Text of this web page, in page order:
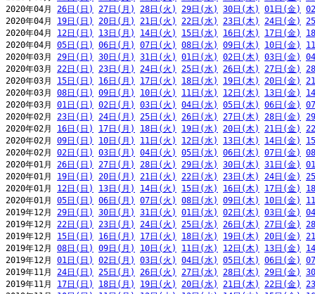
2020年04月 26日(日) 27日(月) 28日(火) 29日(水) 30日(木) 01日(金)
2020年04月 19日(日) 20日(月) 21日(火) 22日(水) 23日(木) 24日(金)
2020年04月 12日(日) 13日(月) 14日(火) 15日(水) 16日(木) 17日(金)
2020年04月 05日(日) 06日(月) 07日(火) 08日(水) 09日(木) 10日(金)
2020年03月 29日(日) 30日(月) 31日(火) 01日(水) 02日(木) 03日(金)
2020年03月 22日(日) 23日(月) 24日(火) 25日(水) 26日(木) 27日(金)
2020年03月 15日(日) 16日(月) 17日(火) 18日(水) 19日(木) 20日(金)
2020年03月 08日(日) 09日(月) 10日(火) 11日(水) 12日(木) 13日(金)
2020年03月 01日(日) 02日(月) 03日(火) 04日(水) 05日(木) 06日(金)
2020年02月 23日(日) 24日(月) 25日(火) 26日(水) 27日(木) 28日(金)
2020年02月 16日(日) 17日(月) 18日(火) 19日(水) 20日(木) 21日(金)
2020年02月 09日(日) 10日(月) 11日(火) 12日(水) 13日(木) 14日(金)
2020年02月 02日(日) 03日(月) 04日(火) 05日(水) 06日(木) 07日(金)
2020年01月 26日(日) 27日(月) 28日(火) 29日(水) 30日(木) 31日(金)
2020年01月 19日(日) 20日(月) 21日(火) 22日(水) 23日(木) 24日(金)
2020年01月 12日(日) 13日(月) 14日(火) 15日(水) 16日(木) 17日(金)
2020年01月 05日(日) 06日(月) 07日(火) 08日(水) 09日(木) 10日(金)
2019年12月 29日(日) 30日(月) 31日(火) 01日(水) 02日(木) 03日(金)
2019年12月 22日(日) 23日(月) 24日(火) 25日(水) 26日(木) 27日(金)
2019年12月 15日(日) 16日(月) 17日(火) 18日(水) 19日(木) 20日(金)
2019年12月 08日(日) 09日(月) 10日(火) 11日(水) 12日(木) 13日(金)
2019年12月 01日(日) 02日(月) 03日(火) 04日(水) 05日(木) 06日(金)
2019年11月 24日(日) 25日(月) 26日(火) 27日(水) 28日(木) 29日(金)
2019年11月 17日(日) 18日(月) 19日(火) 20日(水) 21日(木) 22日(金)